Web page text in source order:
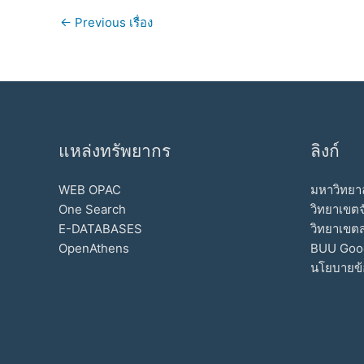
← Previous เรื่อง
แหล่งทรัพยากร
WEB OPAC
One Search
E-DATABASES
OpenAthens
ลิงก์
มหาวิทย
วิทยาเข
วิทยาเขต
BUU
นโยบาย